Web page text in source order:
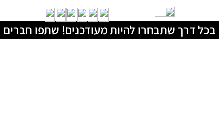
בכל דרך שתבחרו להיות מעודכנים! שתפו חברים